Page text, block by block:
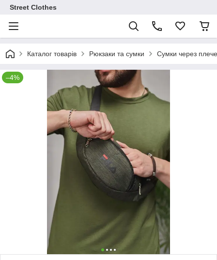
Street Clothes
Каталог товарів Рюкзаки та сумки Сумки через плече
–4%